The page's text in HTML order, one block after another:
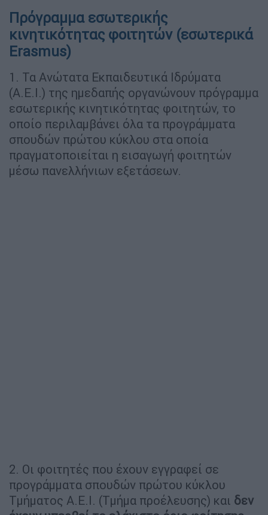
Πρόγραμμα εσωτερικής
κινητικότητας φοιτητών (εσωτερικά
Erasmus)
1. Τα Ανώτατα Εκπαιδευτικά Ιδρύματα
(Α.Ε.Ι.) της ημεδαπής οργανώνουν πρόγραμμα
εσωτερικής κινητικότητας φοιτητών, το
οποίο περιλαμβάνει όλα τα προγράμματα
σπουδών πρώτου κύκλου στα οποία
πραγματοποιείται η εισαγωγή φοιτητών
μέσω πανελλήνιων εξετάσεων.
2. Οι φοιτητές που έχουν εγγραφεί σε
προγράμματα σπουδών πρώτου κύκλου
Τμήματος Α.Ε.Ι. (Τμήμα προέλευσης) και δεν